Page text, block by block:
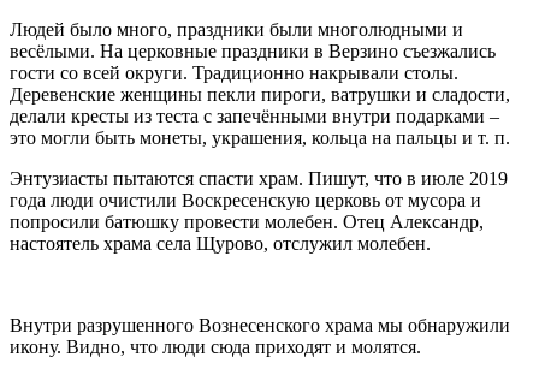
Людей было много, праздники были многолюдными и
весёлыми. На церковные праздники в Верзино съезжались
гости со всей округи. Традиционно накрывали столы.
Деревенские женщины пекли пироги, ватрушки и сладости,
делали кресты из теста с запечёнными внутри подарками –
это могли быть монеты, украшения, кольца на пальцы и т. п.
Энтузиасты пытаются спасти храм. Пишут, что в июле 2019
года люди очистили Воскресенскую церковь от мусора и
попросили батюшку провести молебен. Отец Александр,
настоятель храма села Щурово, отслужил молебен.
Внутри разрушенного Вознесенского храма мы обнаружили
икону. Видно, что люди сюда приходят и молятся.